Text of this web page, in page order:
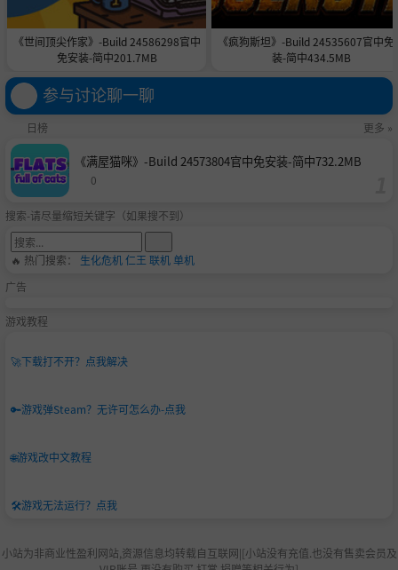
《世间顶尖作家》-Build 24586298官中
免安装-简中201.7MB
《疯狗斯坦》-Build 24535607官中免
装-简中434.5MB
参与讨论聊一聊
日榜 更多 »
《满屋猫咪》-Build 24573804官中免安装-简中732.2MB
0
搜索-请尽量缩短关键字（如果搜不到）
🔥 热门搜索： 生化危机仁王 联机单机
广告
游戏教程
🚀下载打不开？点我解决
🔑游戏弹Steam？无许可怎么办-点我
🌐游戏改中文教程
🛠️游戏无法运行？点我
小站为非商业性盈利网站,资源信息均转载自互联网|[小站没有充值.也没有售卖会员及